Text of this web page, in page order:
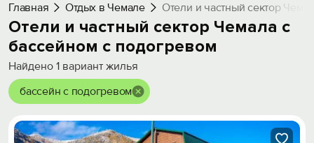
Добавить свой объект
Главная Отдых в Чемале Отели и частный сектор
Отели и частный сектор Чемала с
бассейном с подогревом
Найдено 1 вариант жилья
бассейн с подогревом